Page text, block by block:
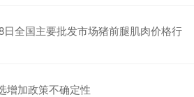
日全国主要批发市场猪前腿肌肉价格行
增加政策不确定性